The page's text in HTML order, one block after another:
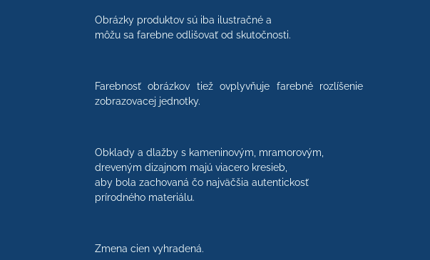
Obrázky produktov sú iba ilustračné a
môžu sa farebne odlišovať od skutočnosti.
Farebnosť obrázkov tiež ovplyvňuje farebné rozlíšenie
zobrazovacej jednotky.
Obklady a dlažby s kameninovým, mramorovým,
dreveným dizajnom majú viacero kresieb,
aby bola zachovaná čo najväčšia autentickosť
prírodného materiálu.
Zmena cien vyhradená.